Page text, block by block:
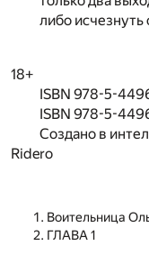
либо исчезнуть
18+
ISBN 978-5-
ISBN 978-5-
Создано в
Ridero
Воительница
ГЛАВА 1